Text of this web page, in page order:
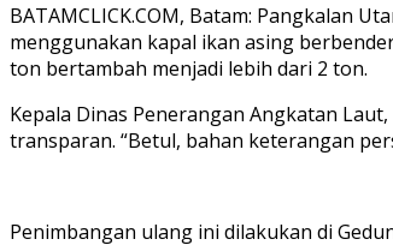
BATAMCLICK.COM, Batam: Pangkalan
menggunakan kapal ikan asing
ton bertambah menjadi lebih dari 2 ton.
Kepala Dinas Penerangan Angkatan
transparan. “Betul, bahan keterangan
Penimbangan ulang ini dilakukan di